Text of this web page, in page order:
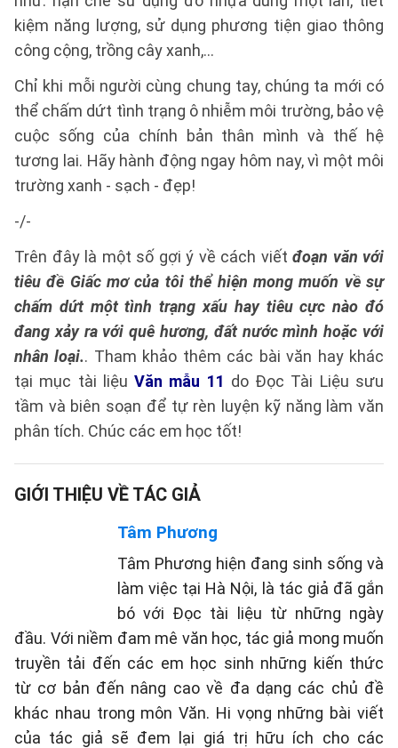
kiệm năng lượng, sử dụng phương tiện giao thông
công cộng, trồng cây xanh,...
Chỉ khi mỗi người cùng chung tay, chúng ta mới có
thể chấm dứt tình trạng ô nhiễm môi trường, bảo vệ
cuộc sống của chính bản thân mình và thế hệ
tương lai. Hãy hành động ngay hôm nay, vì một môi
trường xanh - sạch - đẹp!
-/-
Trên đây là một số gợi ý về cách viết đoạn văn với
tiêu đề Giấc mơ của tôi thể hiện mong muốn về sự
chấm dứt một tình trạng xấu hay tiêu cực nào đó
đang xảy ra với quê hương, đất nước mình hoặc với
nhân loại.. Tham khảo thêm các bài văn hay khác
tại mục tài liệuVăn mẫu 11 do Đọc Tài Liệu sưu
tầm và biên soạn để tự rèn luyện kỹ năng làm văn
phân tích. Chúc các em học tốt!
GIỚI THIỆU VỀ TÁC GIẢ
Tâm Phương
Tâm Phương hiện đang sinh sống và
làm việc tại Hà Nội, là tác giả đã gắn
bó với Đọc tài liệu từ những ngày
đầu. Với niềm đam mê văn học, tác giả mong muốn
truyền tải đến các em học sinh những kiến thức
từ cơ bản đến nâng cao về đa dạng các chủ đề
khác nhau trong môn Văn. Hi vọng những bài viết
của tác giả sẽ đem lại giá trị hữu ích cho các